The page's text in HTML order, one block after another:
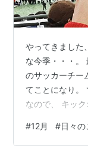
やってきました
な今季・・・。
のサッカーチー
てことになり。
なので、 キッ
け、そこで観る
とから合流のみ
#12月 #日々の